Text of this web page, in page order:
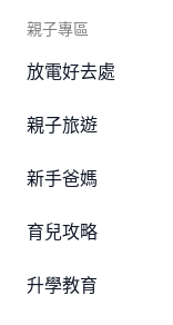
親子專區
放電好去處
親子旅遊
新手爸媽
育兒攻略
升學教育